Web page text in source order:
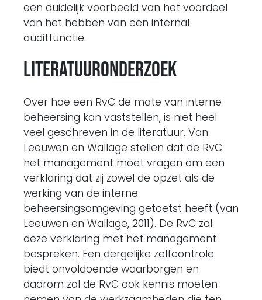
een duidelijk voorbeeld van het voordeel
van het hebben van een internal
auditfunctie.
Literatuuronderzoek
Over hoe een RvC de mate van interne
beheersing kan vaststellen, is niet heel
veel geschreven in de literatuur. Van
Leeuwen en Wallage stellen dat de RvC
het management moet vragen om een
verklaring dat zij zowel de opzet als de
werking van de interne
beheersingsomgeving getoetst heeft (van
Leeuwen en Wallage, 2011). De RvC zal
deze verklaring met het management
bespreken. Een dergelijke zelfcontrole
biedt onvoldoende waarborgen en
daarom zal de RvC ook kennis moeten